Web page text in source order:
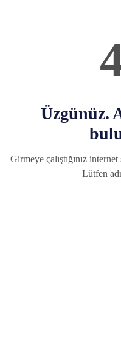
Üzgünüz.
Girmeye çalıştığınız
Lütfen